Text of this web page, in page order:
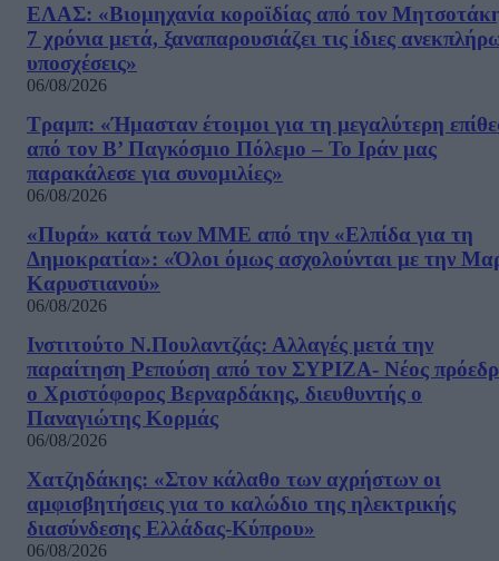
ΕΛΑΣ: «Βιομηχανία κοροϊδίας από τον
7 χρόνια μετά, ξαναπαρουσιάζει τις ίδιες
υποσχέσεις»
06/08/2026
Τραμπ: «Ήμασταν έτοιμοι για τη μεγαλύτερη
από τον Β’ Παγκόσμιο Πόλεμο – Το Ιράν μας
παρακάλεσε για συνομιλίες»
06/08/2026
«Πυρά» κατά των ΜΜΕ από την «Ελπίδα για τη
Δημοκρατία»: «Όλοι όμως ασχολούνται με την
Καρυστιανού»
06/08/2026
Ινστιτούτο Ν.Πουλαντζάς: Αλλαγές μετά την
παραίτηση Ρεπούση από τον ΣΥΡΙΖΑ- Νέος
ο Χριστόφορος Βερναρδάκης, διευθυντής ο
Παναγιώτης Κορμάς
06/08/2026
Χατζηδάκης: «Στον κάλαθο των αχρήστων οι
αμφισβητήσεις για το καλώδιο της ηλεκτρικής
διασύνδεσης Ελλάδας-Κύπρου»
06/08/2026